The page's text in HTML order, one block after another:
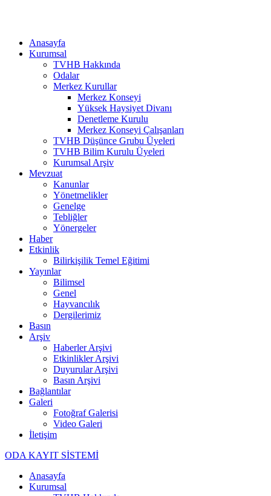
Anasayfa
Kurumsal
TVHB Hakkında
Odalar
Merkez Kurullar
Merkez Konseyi
Yüksek Haysiyet Divanı
Denetleme Kurulu
Merkez Konseyi Çalışanları
TVHB Düşünce Grubu Üyeleri
TVHB Bilim Kurulu Üyeleri
Kurumsal Arşiv
Mevzuat
Kanunlar
Yönetmelikler
Genelge
Tebliğler
Yönergeler
Haber
Etkinlik
Bilirkişilik Temel Eğitimi
Yayınlar
Bilimsel
Genel
Hayvancılık
Dergilerimiz
Basın
Arşiv
Haberler Arşivi
Etkinlikler Arşivi
Duyurular Arşivi
Basın Arşivi
Bağlantılar
Galeri
Fotoğraf Galerisi
Video Galeri
İletişim
ODA KAYIT SİSTEMİ
Anasayfa
Kurumsal